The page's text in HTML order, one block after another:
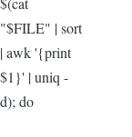
"$FILE" | sort
| awk '{print
$1}' | uniq -
d); do